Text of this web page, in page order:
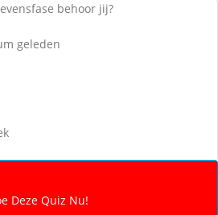
behoor jij?
geleden